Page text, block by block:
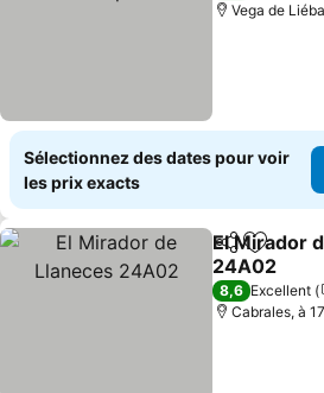
Vega de
Sélectionnez des dates pour voir
les prix exacts
PartagerAjouter
El Mirador
24A02
Consulter
8,6 Excellent
Cabrales, à